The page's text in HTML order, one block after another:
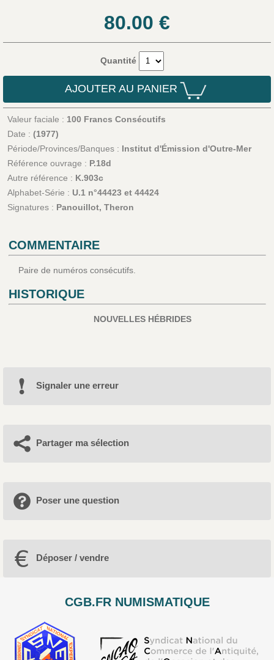
80.00 €
Quantité
AJOUTER AU PANIER
Valeur faciale : 100 Francs Consécutifs
Date : (1977)
Période/Provinces/Banques : Institut d'Émission d'Outre-Mer
Référence ouvrage : P.18d
Autre référence : K.903c
Alphabet-Série : U.1 n°44423 et 44424
Signatures : Panouillot, Theron
COMMENTAIRE
Paire de numéros consécutifs.
HISTORIQUE
NOUVELLES HÉBRIDES
Signaler une erreur
Partager ma sélection
Poser une question
Déposer / vendre
CGB.FR NUMISMATIQUE